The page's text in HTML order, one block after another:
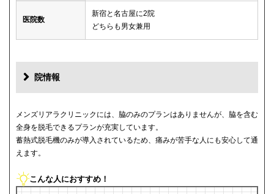
医院数
新宿と名古屋に2院
どちらも男女兼用
院情報
メンズリアラクリニックには、脇のみのプランはありませんが、脇を含む
全身を脱毛できるプランが充実しています。
蓄熱式脱毛機のみが導入されているため、痛みが苦手な人にも安心して通
えます。
こんな人におすすめ！